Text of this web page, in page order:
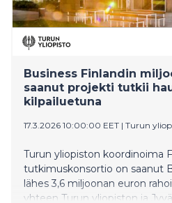
Business Finlandin
saanut projekti tutkii
kilpailuetuna
17.3.2026 10:00:00 EET | Turun
Turun yliopiston koordinoima
tutkimuskonsortio on saanut
lähes 3,6 miljoonan euron
yhteen Turun yliopiston ja